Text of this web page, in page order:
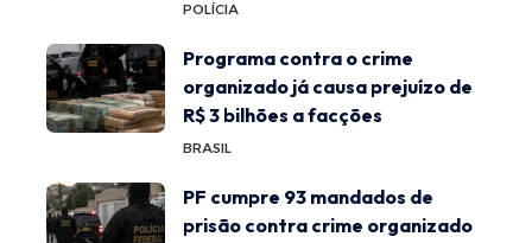
POLÍCIA
Programa contra o crime
organizado já causa prejuízo de
R$ 3 bilhões a facções
BRASIL
PF cumpre 93 mandados de
prisão contra crime organizado